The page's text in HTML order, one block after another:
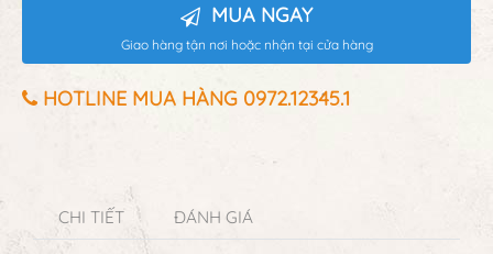
MUA NGAY
Giao hàng tận nơi hoặc nhận tại cửa hàng
HOTLINE MUA HÀNG 0972.12345.1
CHI TIẾT ĐÁNH GIÁ